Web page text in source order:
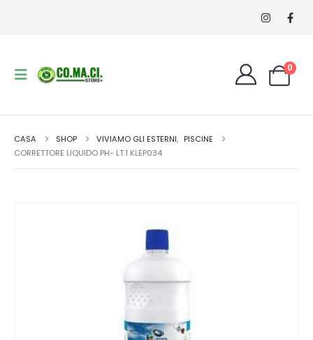
0
CASA SHOP VIVIAMO GLI ESTERNI, PISCINE
CORRETTORE LIQUIDO PH- LT.1 KLEP034